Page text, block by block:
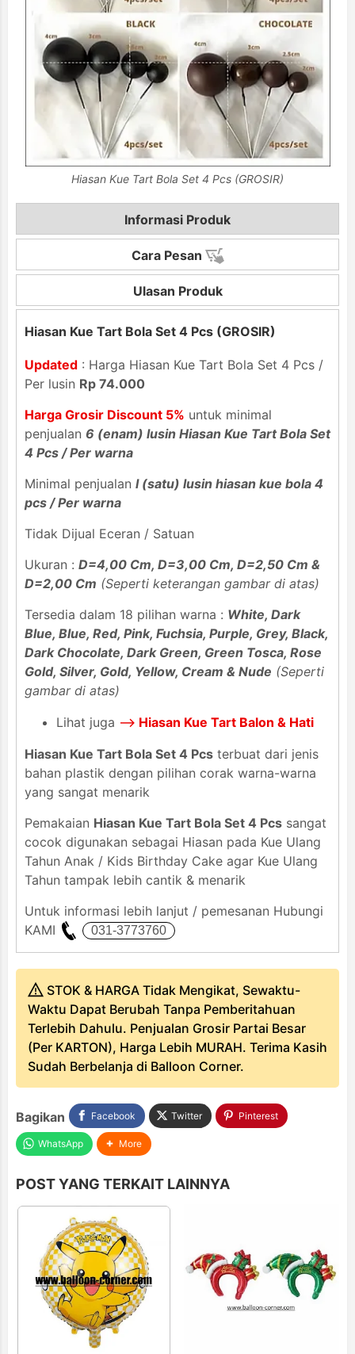
Hiasan Kue Tart Bola Set 4 Pcs (GROSIR)
Informasi Produk
Hiasan Kue Tart Bola Set 4 Pcs (GROSIR)
Updated : Harga Hiasan Kue Tart Bola Set 4 Pcs /
Per lusin Rp 74.000
Harga Grosir Discount 5% untuk minimal
penjualan 6 (enam) lusin Hiasan Kue Tart Bola Set
4 Pcs / Per warna
Minimal penjualan l (satu) lusin hiasan kue bola 4
pcs / Per warna
Tidak Dijual Eceran / Satuan
Ukuran : D=4,00 Cm, D=3,00 Cm, D=2,50 Cm &
D=2,00 Cm (Seperti keterangan gambar di atas)
Tersedia dalam 18 pilihan warna : White, Dark
Blue, Blue, Red, Pink, Fuchsia, Purple, Grey, Black,
Dark Chocolate, Dark Green, Green Tosca, Rose
Gold, Silver, Gold, Yellow, Cream & Nude (Seperti
gambar di atas)
Lihat juga --> Hiasan Kue Tart Balon & Hati
Hiasan Kue Tart Bola Set 4 Pcs terbuat dari jenis
bahan plastik dengan pilihan corak warna-warna
yang sangat menarik
Pemakaian Hiasan Kue Tart Bola Set 4 Pcs sangat
cocok digunakan sebagai Hiasan pada Kue Ulang
Tahun Anak / Kids Birthday Cake agar Kue Ulang
Tahun tampak lebih cantik & menarik
Untuk informasi lebih lanjut / pemesanan Hubungi
KAMI
Cara Pesan
Ulasan Produk
STOK & HARGA Tidak Mengikat, Sewaktu-
Waktu Dapat Berubah Tanpa Pemberitahuan
Terlebih Dahulu. Penjualan Grosir Partai Besar
(Per KARTON), Harga Lebih MURAH. Terima Kasih
Sudah Berbelanja di Balloon Corner.
Bagikan Facebook Twitter Pinterest
WhatsApp More
POST YANG TERKAIT LAINNYA